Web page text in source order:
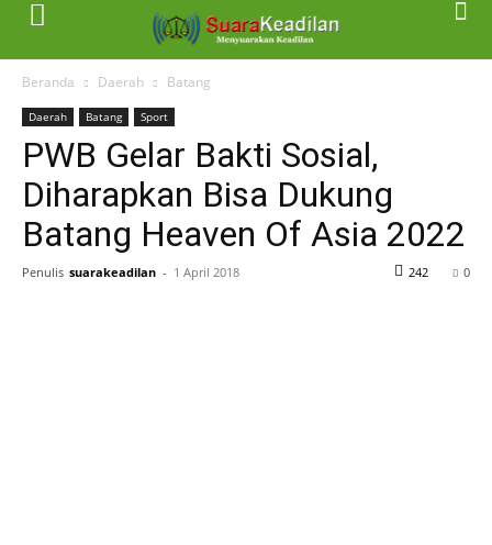
Beranda Daerah Batang
Daerah Batang Sport
PWB Gelar Bakti Sosial,
Diharapkan Bisa Dukung
Batang Heaven Of Asia 2022
Penulis suarakeadilan - 1 April 2018 0
242